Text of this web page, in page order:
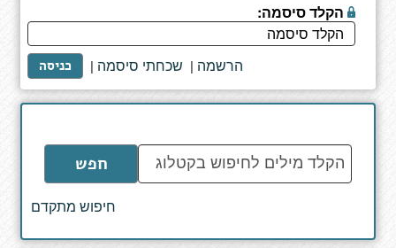
הקלד סיסמה:
כניסה | שכחתי סיסמה | הרשמה
הקלד
מילים
לחיפוש
חפש
חיפוש מתקדם